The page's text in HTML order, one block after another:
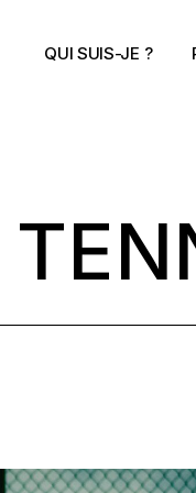
QUI SUIS-JE ?